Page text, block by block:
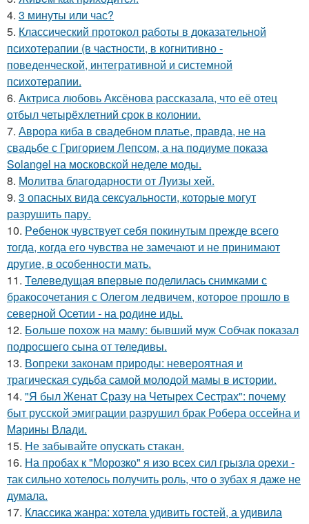
4. 3 минуты или час?
5. Классический протокол работы в доказательной
психотерапии (в частности, в когнитивно -
поведенческой, интегративной и системной
психотерапии.
6. Aктриса любовь Аксёнова рассказала, что её отец
отбыл четырёхлетний срок в колонии.
7. Аврора киба в свадебном платье, правда, не на
свадьбе с Григорием Лепсом, а на подиуме показа
Solangel на московской неделе моды.
8. Молитва благодарности от Луизы хей.
9. 3 опасных вида сексуальности, которые могут
разрушить пару.
10. Peбенок чувствует себя покинутым прежде всего
тогда, когда его чувства не замечают и не принимают
другие, в особенности мать.
11. Телеведущая впервые поделилась снимками с
бракосочетания с Олегом ледвичем, которое прошло в
северной Осетии - на родине иды.
12. Больше похож на маму: бывший муж Собчак показал
подросшего сына от теледивы.
13. Вопреки законам природы: невероятная и
трагическая судьба самой молодой мамы в истории.
14. "Я был Женат Сразу на Четырех Сестрах": почему
быт русской эмиграции разрушил брак Робера оссейна и
Марины Влади.
15. Не забывайте опускать стакан.
16. На пробах к "Морозко" я изо всех сил грызла орехи -
так сильно хотелось получить роль, что о зубах я даже не
думала.
17. Классика жанра: хотела удивить гостей, а удивила